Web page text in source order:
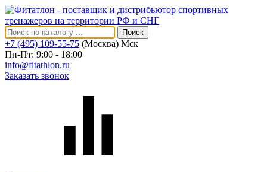
Поиск
+7 (495) 109-55-75 (Москва) Мск
Пн-Пт: 9:00 - 18:00
info@fitathlon.ru
Заказать звонок